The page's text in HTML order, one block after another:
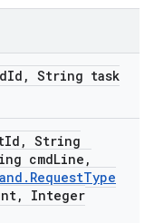
Id , String task
Id , String
cmdLine ,
. RequestType
,
Integer